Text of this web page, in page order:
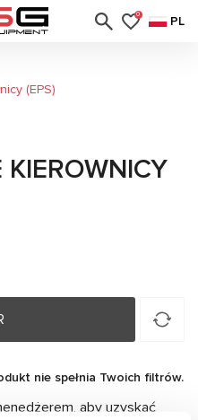
0 PL
(EPS)
nie spełnia Twoich filtrów.
aby uzyskać